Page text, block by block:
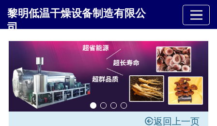
黎明低温干燥设备制造有限公
司
返回上一页